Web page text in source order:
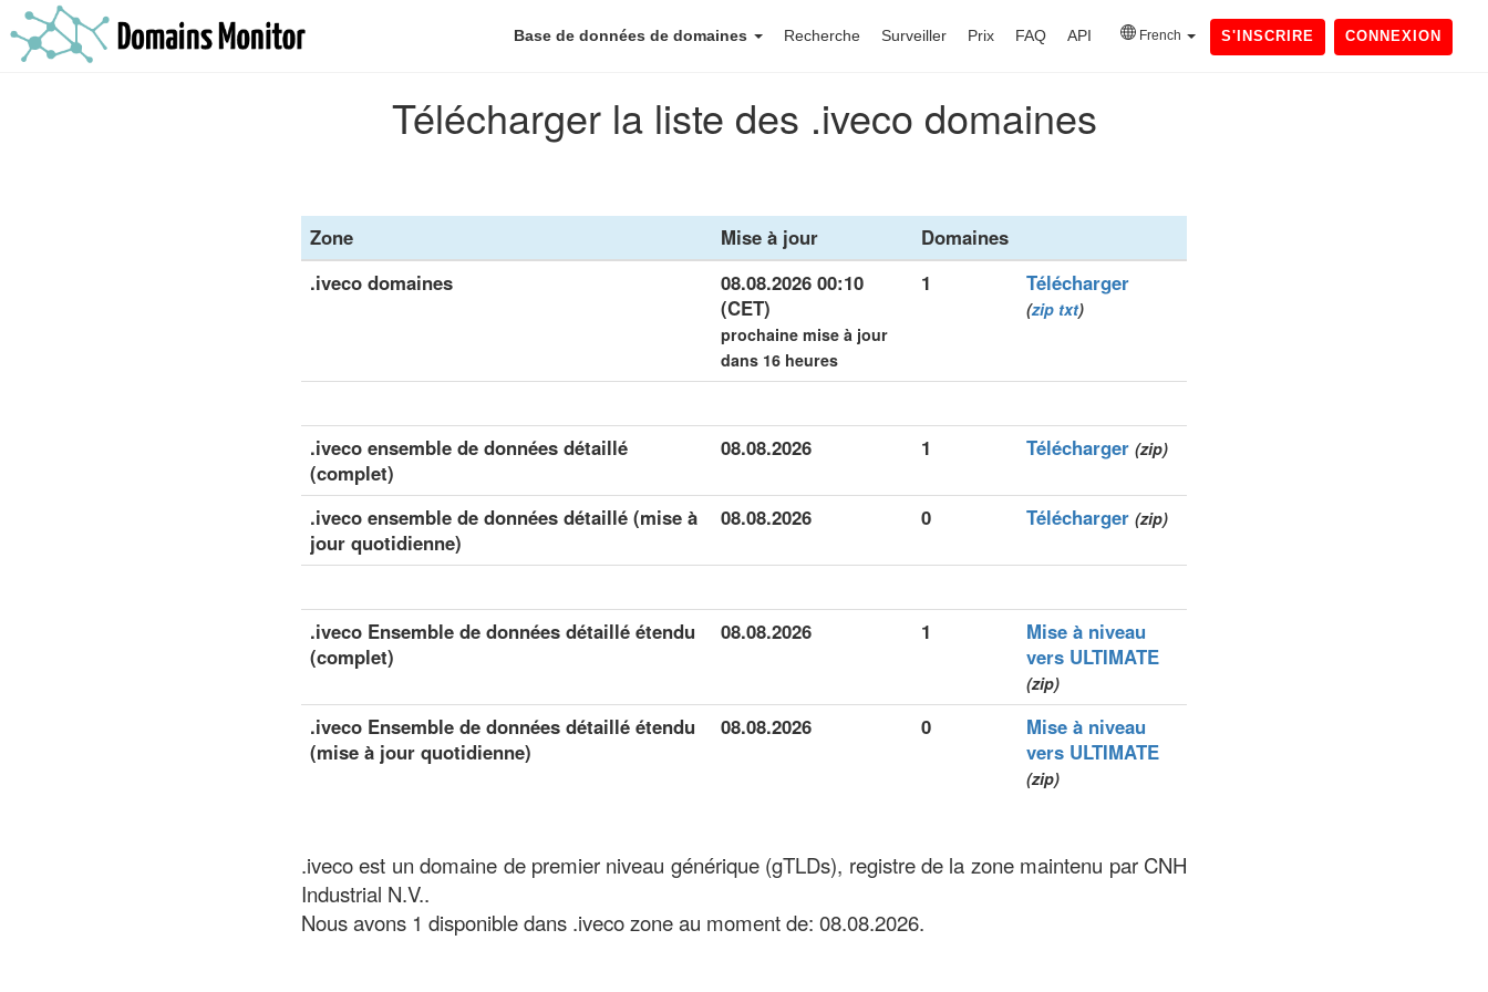
Base de données de domaines Recherche Surveiller Prix FAQ API French S'INSCRIRE CONNEXION
Télécharger la liste des .iveco domaines
Zone Mise à jour
Domaines
.iveco domaines
08.08.2026 00:10
(CET)
prochaine mise à jour
dans 16 heures
1 Télécharger
(zip txt)
.iveco ensemble de données détaillé
(complet)
08.08.2026 1 Télécharger (zip)
.iveco ensemble de données détaillé (mise à
jour quotidienne)
08.08.2026 0 Télécharger (zip)
.iveco Ensemble de données détaillé étendu
(complet)
08.08.2026 1
Mise à niveau
vers ULTIMATE
(zip)
.iveco Ensemble de données détaillé étendu
(mise à jour quotidienne)
08.08.2026 0
Mise à niveau
vers ULTIMATE
(zip)
.iveco est un domaine de premier niveau générique (gTLDs), registre de la zone maintenu par CNH
Industrial N.V..
Nous avons 1 disponible dans .iveco zone au moment de: 08.08.2026.